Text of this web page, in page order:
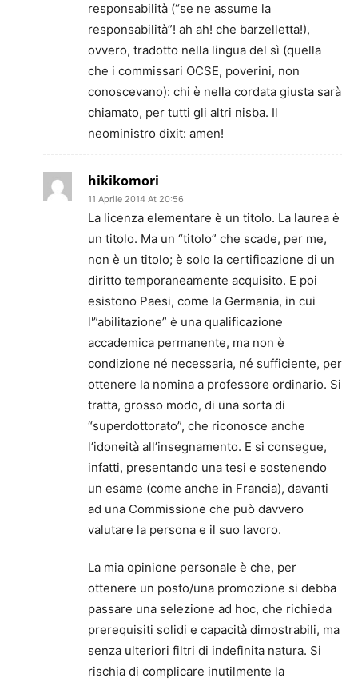
responsabilità (“se ne assume la
responsabilità”! ah ah! che barzelletta!),
ovvero, tradotto nella lingua del sì (quella
che i commissari OCSE, poverini, non
conoscevano): chi è nella cordata giusta sarà
chiamato, per tutti gli altri nisba. Il
neoministro dixit: amen!
hikikomori
11 Aprile 2014 At 20:56
La licenza elementare è un titolo. La laurea è
un titolo. Ma un “titolo” che scade, per me,
non è un titolo; è solo la certificazione di un
diritto temporaneamente acquisito. E poi
esistono Paesi, come la Germania, in cui
l'”abilitazione” è una qualificazione
accademica permanente, ma non è
condizione né necessaria, né sufficiente, per
ottenere la nomina a professore ordinario. Si
tratta, grosso modo, di una sorta di
“superdottorato”, che riconosce anche
l’idoneità all’insegnamento. E si consegue,
infatti, presentando una tesi e sostenendo
un esame (come anche in Francia), davanti
ad una Commissione che può davvero
valutare la persona e il suo lavoro.
La mia opinione personale è che, per
ottenere un posto/una promozione si debba
passare una selezione ad hoc, che richieda
prerequisiti solidi e capacità dimostrabili, ma
senza ulteriori filtri di indefinita natura. Si
rischia di complicare inutilmente la